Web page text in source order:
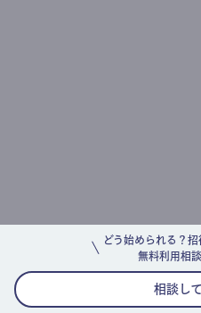
どう始められる？
無料利用相
相談し